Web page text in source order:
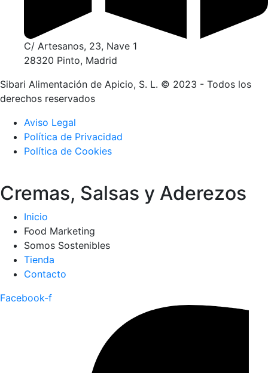
C/ Artesanos, 23, Nave 1
28320 Pinto, Madrid
Sibari Alimentación de Apicio, S. L. © 2023 - Todos los
derechos reservados
Aviso Legal
Política de Privacidad
Política de Cookies
Cremas, Salsas y Aderezos
Inicio
Food Marketing
Somos Sostenibles
Tienda
Contacto
Facebook-f